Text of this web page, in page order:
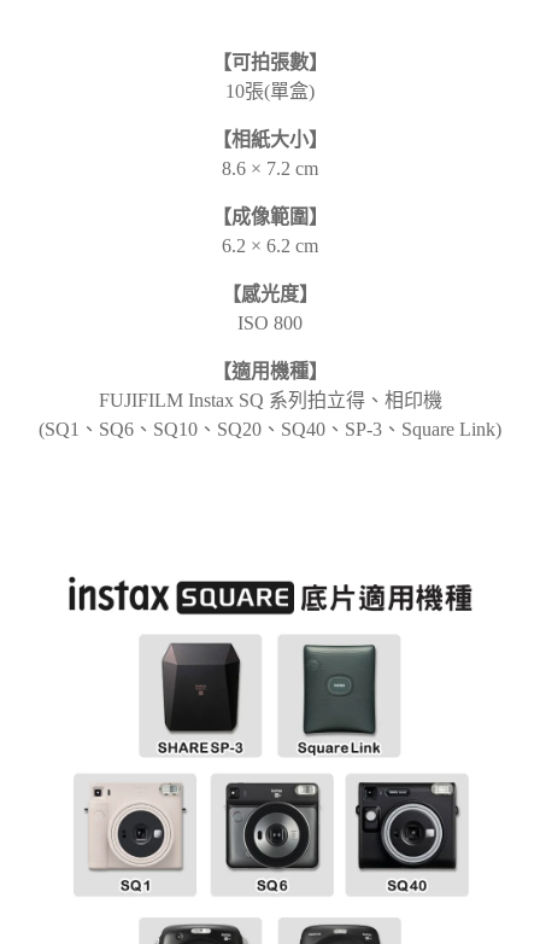
【可拍張數】
10張(單盒)
【相紙大小】
8.6 × 7.2 cm
【成像範圍】
6.2 × 6.2 cm
【感光度】
ISO 800
【適用機種】
FUJIFILM Instax SQ 系列拍立得、相印機
(SQ1、SQ6、SQ10、SQ20、SQ40、SP-3、Square Link)